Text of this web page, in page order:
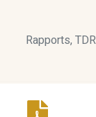
Rapports,